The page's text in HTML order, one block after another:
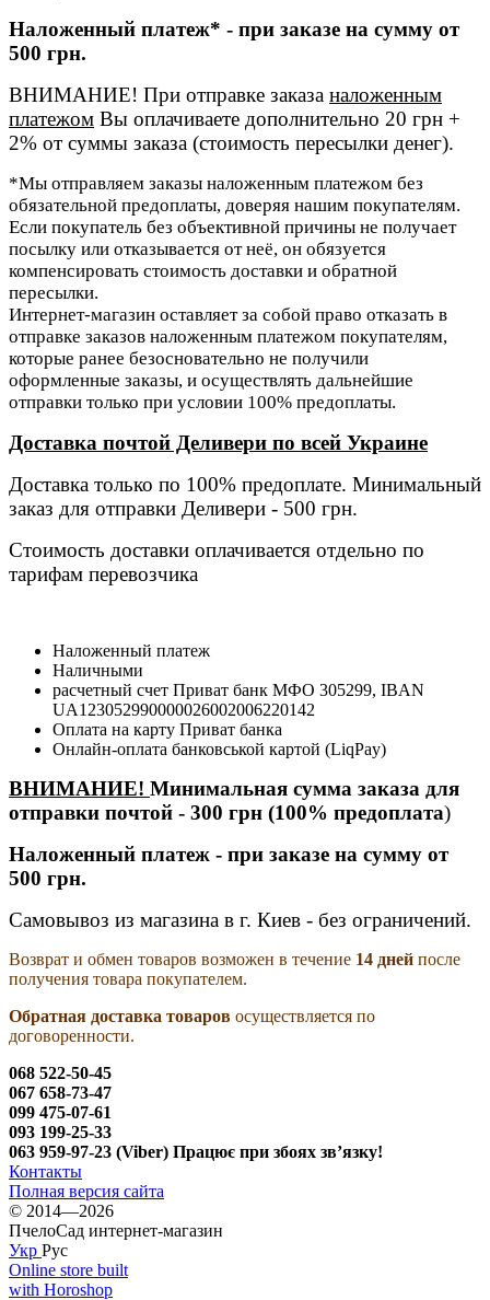
Наложенный платеж* - при заказе на сумму от
500 грн.
ВНИМАНИЕ! При отправке заказа наложенным
платежом Вы оплачиваете дополнительно 20 грн +
2% от суммы заказа (стоимость пересылки денег).
*Мы отправляем заказы наложенным платежом без
обязательной предоплаты, доверяя нашим покупателям.
Если покупатель без объективной причины не получает
посылку или отказывается от неё, он обязуется
компенсировать стоимость доставки и обратной
пересылки.
Интернет-магазин оставляет за собой право отказать в
отправке заказов наложенным платежом покупателям,
которые ранее безосновательно не получили
оформленные заказы, и осуществлять дальнейшие
отправки только при условии 100% предоплаты.
Доставка почтой Деливери по всей Украине
Доставка только по 100% предоплате. Минимальный
заказ для отправки Деливери - 500 грн.
Стоимость доставки оплачивается отдельно по
тарифам перевозчика
Наложенный платеж
Наличными
расчетный счет Приват банк МФО 305299, IBAN
UA123052990000026002006220142
Оплата на карту Приват банка
Онлайн-оплата банковськой картой (LiqPay)
ВНИМАНИЕ! Минимальная сумма заказа для
отправки почтой - 300 грн (100% предоплата)
Наложенный платеж - при заказе на сумму от
500 грн.
Самовывоз из магазина в г. Киев - без ограничений.
Возврат и обмен товаров возможен в течение 14 дней после
получения товара покупателем.
Обратная доставка товаров осуществляется по
договоренности.
068 522-50-45
067 658-73-47
099 475-07-61
093 199-25-33
063 959-97-23 (Viber) Працює при збоях зв’язку!
Контакты
Полная версия сайта
© 2014—2026
ПчелоСад интернет-магазин
Укр Рус
Online store built
with Horoshop